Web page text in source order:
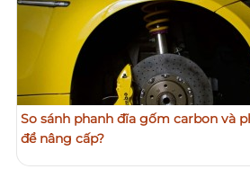
So sánh phanh đĩa gốm carbon và
để nâng cấp?